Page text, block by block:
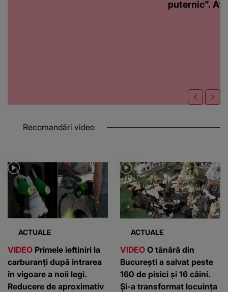
puternic”.
Recomandări video
ACTUALE
VIDEO Primele ieftiniri la
carburanți după intrarea
în vigoare a noii legi.
Reducere de aproximativ
ACTUALE
VIDEO O tânără din
București a salvat peste
160 de pisici și 16 câini.
Și-a transformat locuința